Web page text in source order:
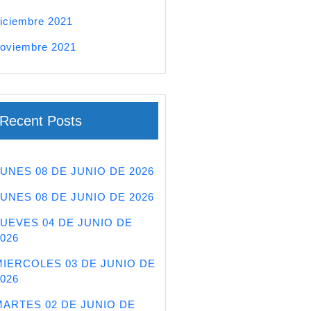
2021
2021
Recent Posts
08 DE JUNIO DE 2026
08 DE JUNIO DE 2026
04 DE JUNIO DE
03 DE JUNIO DE
02 DE JUNIO DE